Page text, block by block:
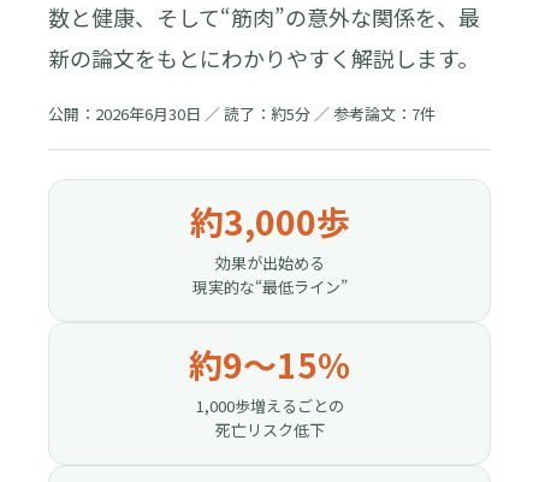
数と健康、そして“筋肉”の意外な関係を、最
新の論文をもとにわかりやすく解説します。
公開：2026年6月30日 ／ 読了：約5分 ／ 参考論文：7件
約3,000歩
効果が出始める
現実的な“最低ライン”
約9〜15%
1,000歩増えるごとの
死亡リスク低下